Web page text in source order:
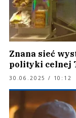
Znana sieć
polityki celnej
30.06.2025 / 10:12